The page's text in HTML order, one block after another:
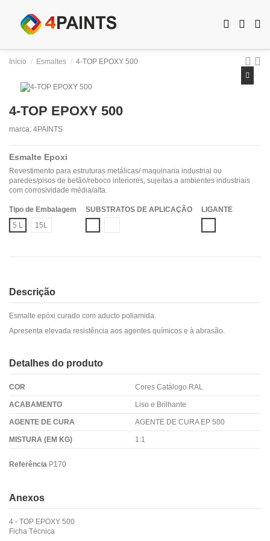
Início Esmaltes 4-TOP EPOXY 500
4-TOP EPOXY 500
marca: 4PAINTS
Esmalte Epoxi
Revestimento para estruturas metálicas/ maquinaria industrial ou
paredes/pisos de betão/reboco interiores, sujeitas a ambientes industriais
com corrosividade média/alta.
Tipo de Embalagem
5 L
15L
SUBSTRATOS DE APLICAÇÃO
LIGANTE
Descrição
Esmalte epóxi curado com aducto poliamida.
Apresenta elevada resistência aos agentes químicos e à abrasão.
Detalhes do produto
COR Cores Catálogo RAL
ACABAMENTO Liso e Brilhante
AGENTE DE CURA AGENTE DE CURA EP 500
MISTURA (EM KG) 1:1
Referência P170
Anexos
4 - TOP EPOXY 500
Ficha Técnica